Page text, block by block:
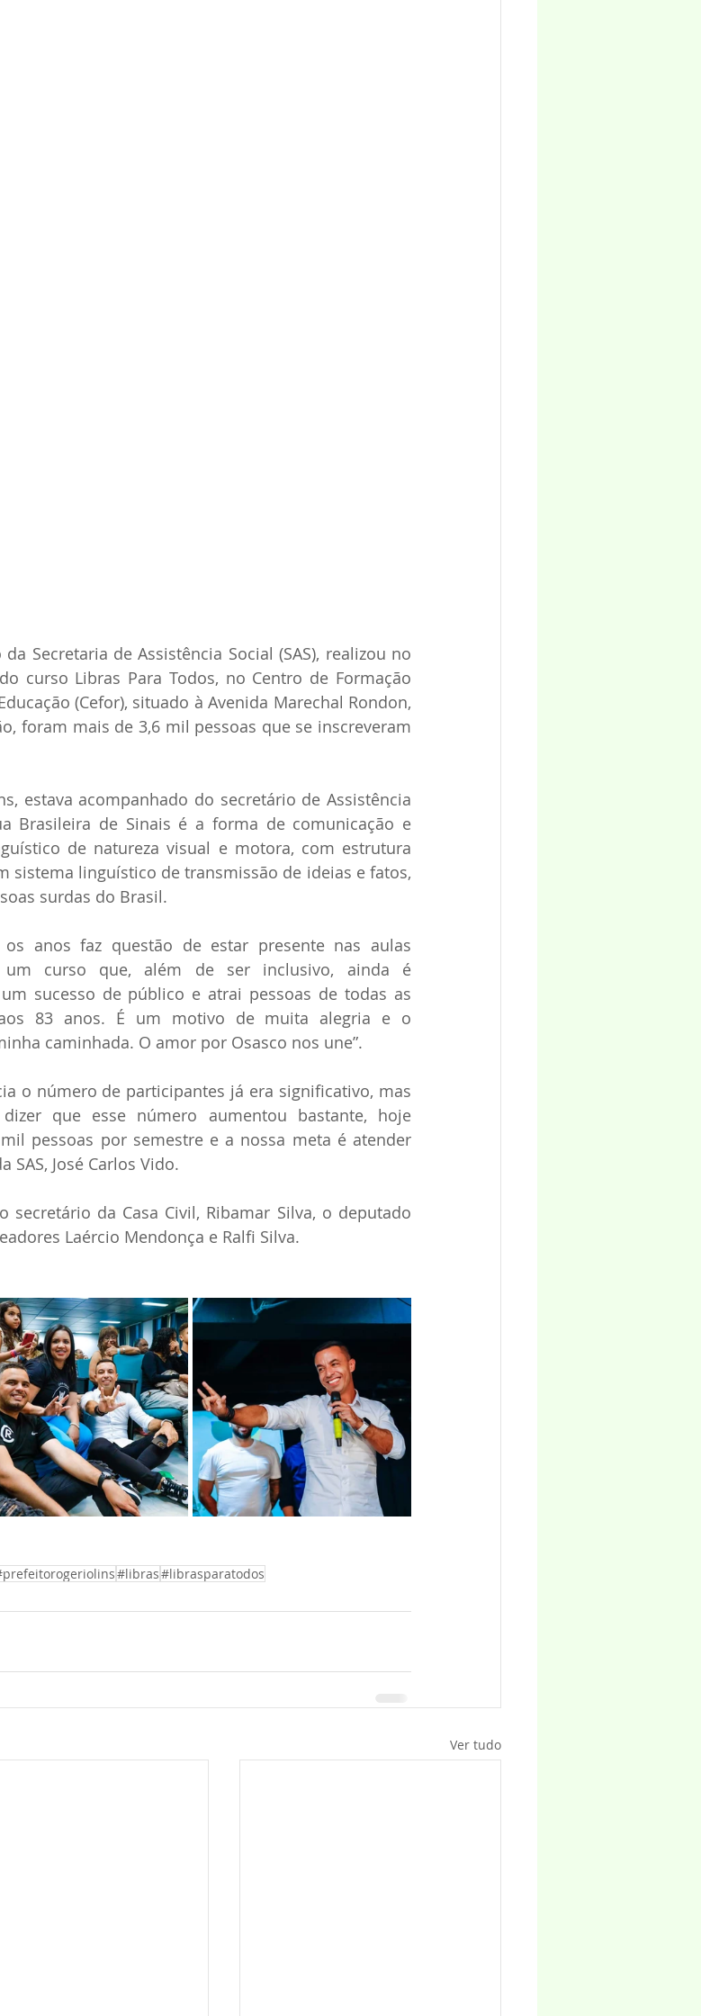
Secretaria de Assistência Social (SAS), realizou no
curso Libras Para Todos, no Centro de Formação
(Cefor), situado à Avenida Marechal Rondon,
foram mais de 3,6 mil pessoas que se inscreveram
estava acompanhado do secretário de Assistência
Brasileira de Sinais é a forma de comunicação e
de natureza visual e motora, com estrutura
sistema linguístico de transmissão de ideias e fatos,
surdas do Brasil.
anos faz questão de estar presente nas aulas
um curso que, além de ser inclusivo, ainda é
sucesso de público e atrai pessoas de todas as
83 anos. É um motivo de muita alegria e o
caminhada. O amor por Osasco nos une”.
o número de participantes já era significativo, mas
que esse número aumentou bastante, hoje
pessoas por semestre e a nossa meta é atender
José Carlos Vido.
secretário da Casa Civil, Ribamar Silva, o deputado
Laércio Mendonça e Ralfi Silva.
#libras#librasparatodos
Ver tudo